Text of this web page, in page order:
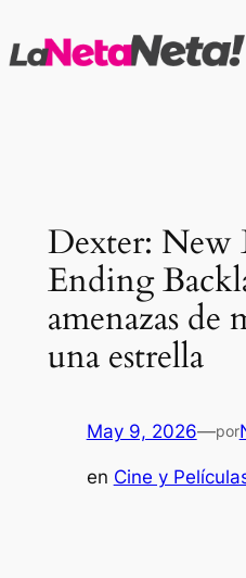
al
Dexter: New
Ending
amenazas de
una estrella
May 9, 2026—por
en Cine y